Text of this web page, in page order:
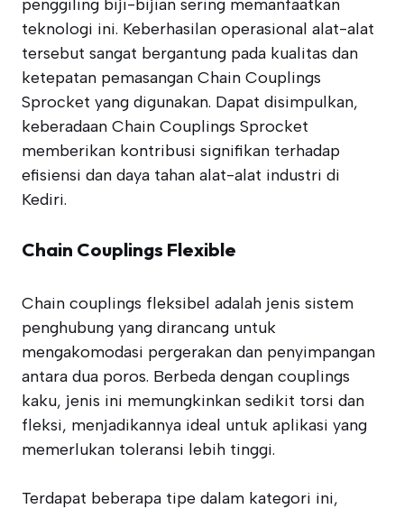
penggiling biji-bijian sering memanfaatkan
teknologi ini. Keberhasilan operasional alat-alat
tersebut sangat bergantung pada kualitas dan
ketepatan pemasangan Chain Couplings
Sprocket yang digunakan. Dapat disimpulkan,
keberadaan Chain Couplings Sprocket
memberikan kontribusi signifikan terhadap
efisiensi dan daya tahan alat-alat industri di
Kediri.
Chain Couplings Flexible
Chain couplings fleksibel adalah jenis sistem
penghubung yang dirancang untuk
mengakomodasi pergerakan dan penyimpangan
antara dua poros. Berbeda dengan couplings
kaku, jenis ini memungkinkan sedikit torsi dan
fleksi, menjadikannya ideal untuk aplikasi yang
memerlukan toleransi lebih tinggi.
Terdapat beberapa tipe dalam kategori ini,